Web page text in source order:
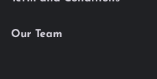
Our Team